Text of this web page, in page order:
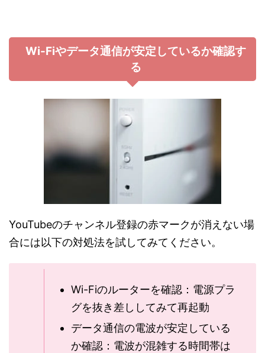
Wi-Fiやデータ通信が安定しているか確認す
る
YouTubeのチャンネル登録の赤マークが消えない場
合には以下の対処法を試してみてください。
Wi-Fiのルーターを確認：電源プラ
グを抜き差ししてみて再起動
データ通信の電波が安定している
か確認：電波が混雑する時間帯は